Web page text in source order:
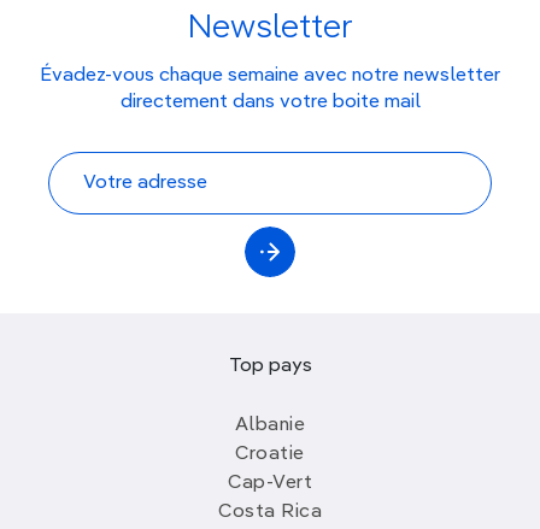
Newsletter
Évadez-vous chaque semaine avec notre newsletter
directement dans votre boite mail
Top pays
Albanie
Croatie
Cap-Vert
Costa Rica